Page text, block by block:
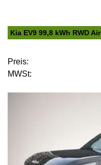
Kia EV9 99,8 kWh RWD Air
Preis:
MWSt: